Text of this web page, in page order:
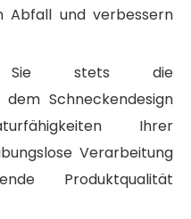
Abfall und verbessern
Sie stets die
Schneckendesign
Ihrer
Verarbeitung
Produktqualität